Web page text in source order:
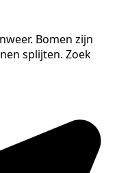
Bomen zijn
splijten. Zoek